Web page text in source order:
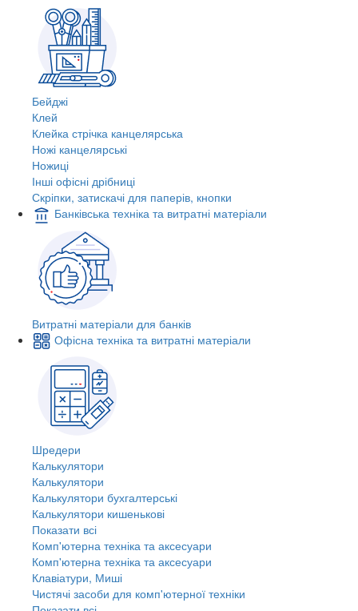
Бейджі
Клей
Клейка стрічка канцелярська
Ножі канцелярські
Ножиці
Інші офісні дрібниці
Скріпки, затискачі для паперів, кнопки
Банківська техніка та витратні матеріали
Витратні матеріали для банків
Офісна техніка та витратні матеріали
Шредери
Калькулятори
Калькулятори
Калькулятори бухгалтерські
Калькулятори кишенькові
Показати всі
Комп'ютерна техніка та аксесуари
Комп'ютерна техніка та аксесуари
Клавіатури, Миші
Чистячі засоби для комп'ютерної техніки